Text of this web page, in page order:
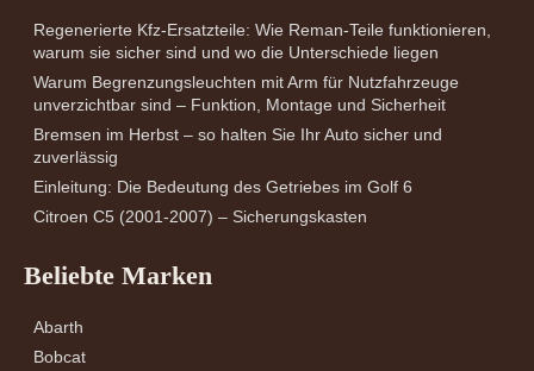
Regenerierte Kfz-Ersatzteile: Wie Reman-Teile funktionieren,
warum sie sicher sind und wo die Unterschiede liegen
Warum Begrenzungsleuchten mit Arm für Nutzfahrzeuge
unverzichtbar sind – Funktion, Montage und Sicherheit
Bremsen im Herbst – so halten Sie Ihr Auto sicher und
zuverlässig
Einleitung: Die Bedeutung des Getriebes im Golf 6
Citroen C5 (2001-2007) – Sicherungskasten
Beliebte Marken
Abarth
Bobcat